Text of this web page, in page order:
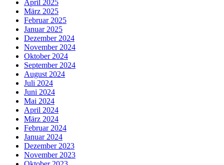
April 2025
März 2025
Februar 2025
Januar 2025
Dezember 2024
November 2024
Oktober 2024
September 2024
August 2024
Juli 2024
Juni 2024
Mai 2024
April 2024
März 2024
Februar 2024
Januar 2024
Dezember 2023
November 2023